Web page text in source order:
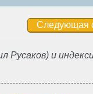
Следующая
Русаков) и